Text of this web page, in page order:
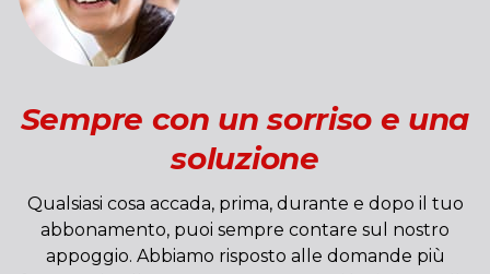
Sempre con un sorriso e una
soluzione
Qualsiasi cosa accada, prima, durante e dopo il tuo
abbonamento, puoi sempre contare sul nostro
appoggio. Abbiamo risposto alle domande più